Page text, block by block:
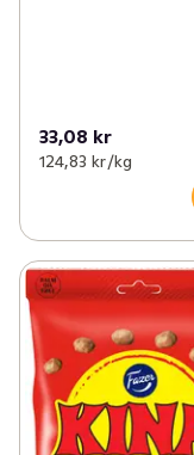
33,08 kr
124,83 kr /kg